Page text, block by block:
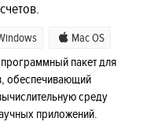
Mac OS
пакет для
обеспечивающий
среду
приложений.